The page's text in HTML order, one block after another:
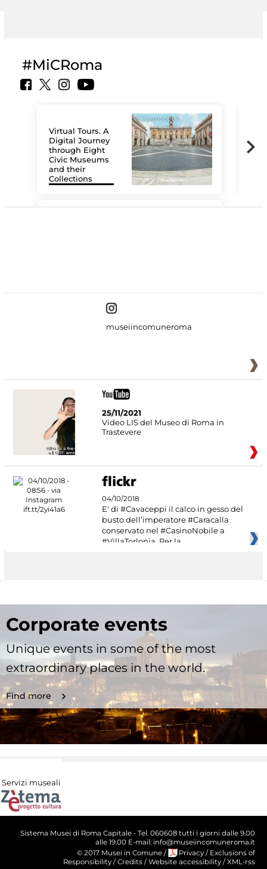
#MiCRoma
Virtual Tours. A
Digital Journey
through Eight
Civic Museums
and their
Collections
museiincomuneroma
25/11/2021
Video LIS del Museo di Roma in
Trastevere
04/10/2018
E' di #Cavaceppi il calco in gesso del
busto dell’imperatore #Caracalla
conservato nel #CasinoNobile a
#VillaTorlonia. Per la
Corporate events
Unique events in some of the most
extraordinary places in the world.
Find more
Servizi museali
Sistema Musei di Roma Capitale - Tel. 060608 tutti i giorni dalle 9.00
alle 19.00 E-mail: info@museiincomuneroma.it
© 2017 Musei in Comune / Privacy / Exclusions of
Responsibility / Credits / Website accessibility / XML-rss